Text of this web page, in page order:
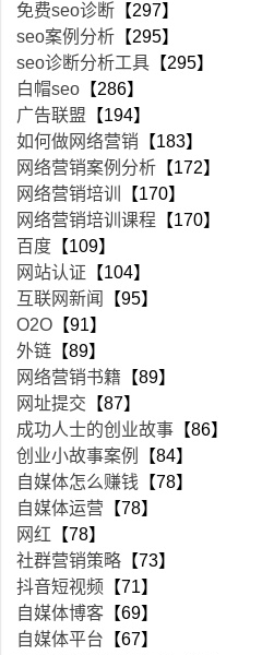
免费seo诊断 【297】
seo案例分析 【295】
seo诊断分析工具 【295】
白帽seo 【286】
广告联盟 【194】
如何做网络营销 【183】
网络营销案例分析 【172】
网络营销培训
【170】
网络营销培训课程 【170】
百度 【109】
网站认证 【104】
互联网新闻
【95】
O2O 【91】
外链 【89】
网络营销书籍 【89】
网址提交 【87】
成功人士的创业故事 【86】
创业小故事案例
【84】
自媒体怎么赚钱 【78】
自媒体运营 【78】
网红 【78】
社群营销策略 【73】
抖音短视频 【71】
自媒体博客 【69】
自媒体平台 【67】